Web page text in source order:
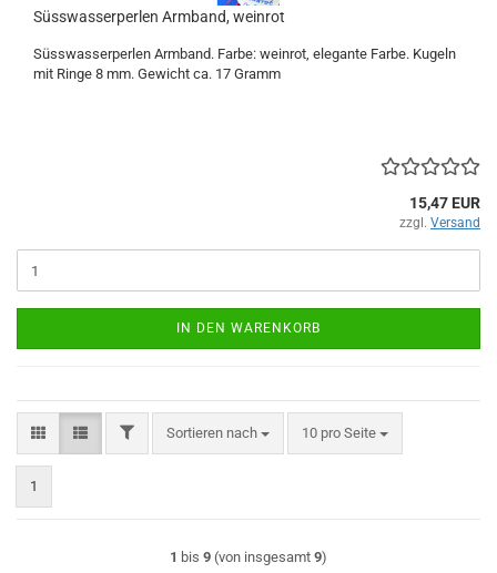
Süsswasserperlen Armband, weinrot
Süsswasserperlen Armband. Farbe: weinrot, elegante Farbe. Kugeln
mit Ringe 8 mm. Gewicht ca. 17 Gramm
15,47 EUR
zzgl. Versand
IN DEN WARENKORB
FILTERSortieren nach
Sortieren nach 10 pro Seite
pro Seite
1
1 bis 9 (von insgesamt 9)